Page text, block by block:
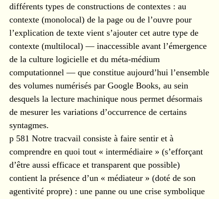
différents types de constructions de contextes : au
contexte (monolocal) de la page ou de l’ouvre pour
l’explication de texte vient s’ajouter cet autre type de
contexte (multilocal) — inaccessible avant l’émergence
de la culture logicielle et du méta-médium
computationnel — que constitue aujourd’hui l’ensemble
des volumes numérisés par Google Books, au sein
desquels la lecture machinique nous permet désormais
de mesurer les variations d’occurrence de certains
syntagmes.
p 581 Notre tracvail consiste à faire sentir et à
comprendre en quoi tout « intermédiaire » (s’efforçant
d’être aussi efficace et transparent que possible)
contient la présence d’un « médiateur » (doté de son
agentivité propre) : une panne ou une crise symbolique